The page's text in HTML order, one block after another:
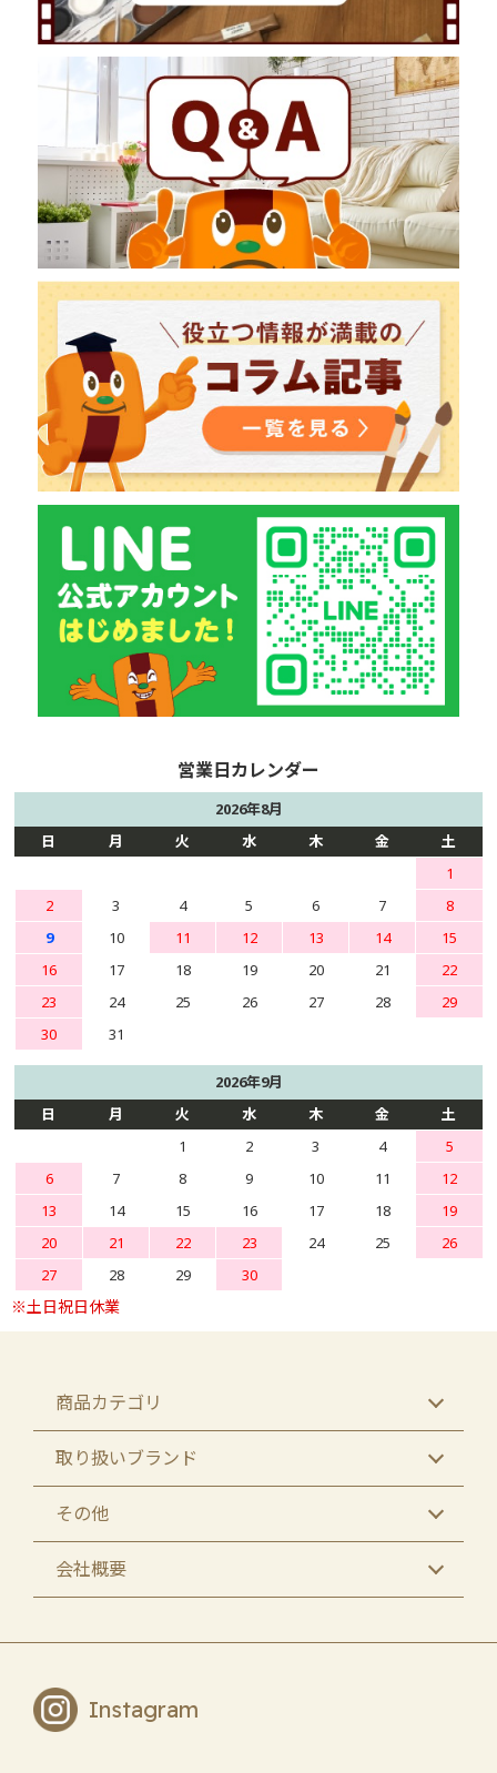
2026年8月
日
月 火 水 木 金
土
1
2
3 4 5 6 7
8
9
10 11 12 13 14
15
16
17 18 19 20 21
22
23
24 25 26 27 28
29
30
31
2026年9月
日
月 火 水 木 金
土
1
2 3 4
5
6
7 8 9 10 11
12
13
14 15 16 17 18
19
20
21 22 23 24 25
26
27
28 29 30
商品カテゴリ
取り扱いブランド
その他
会社概要
Instagram